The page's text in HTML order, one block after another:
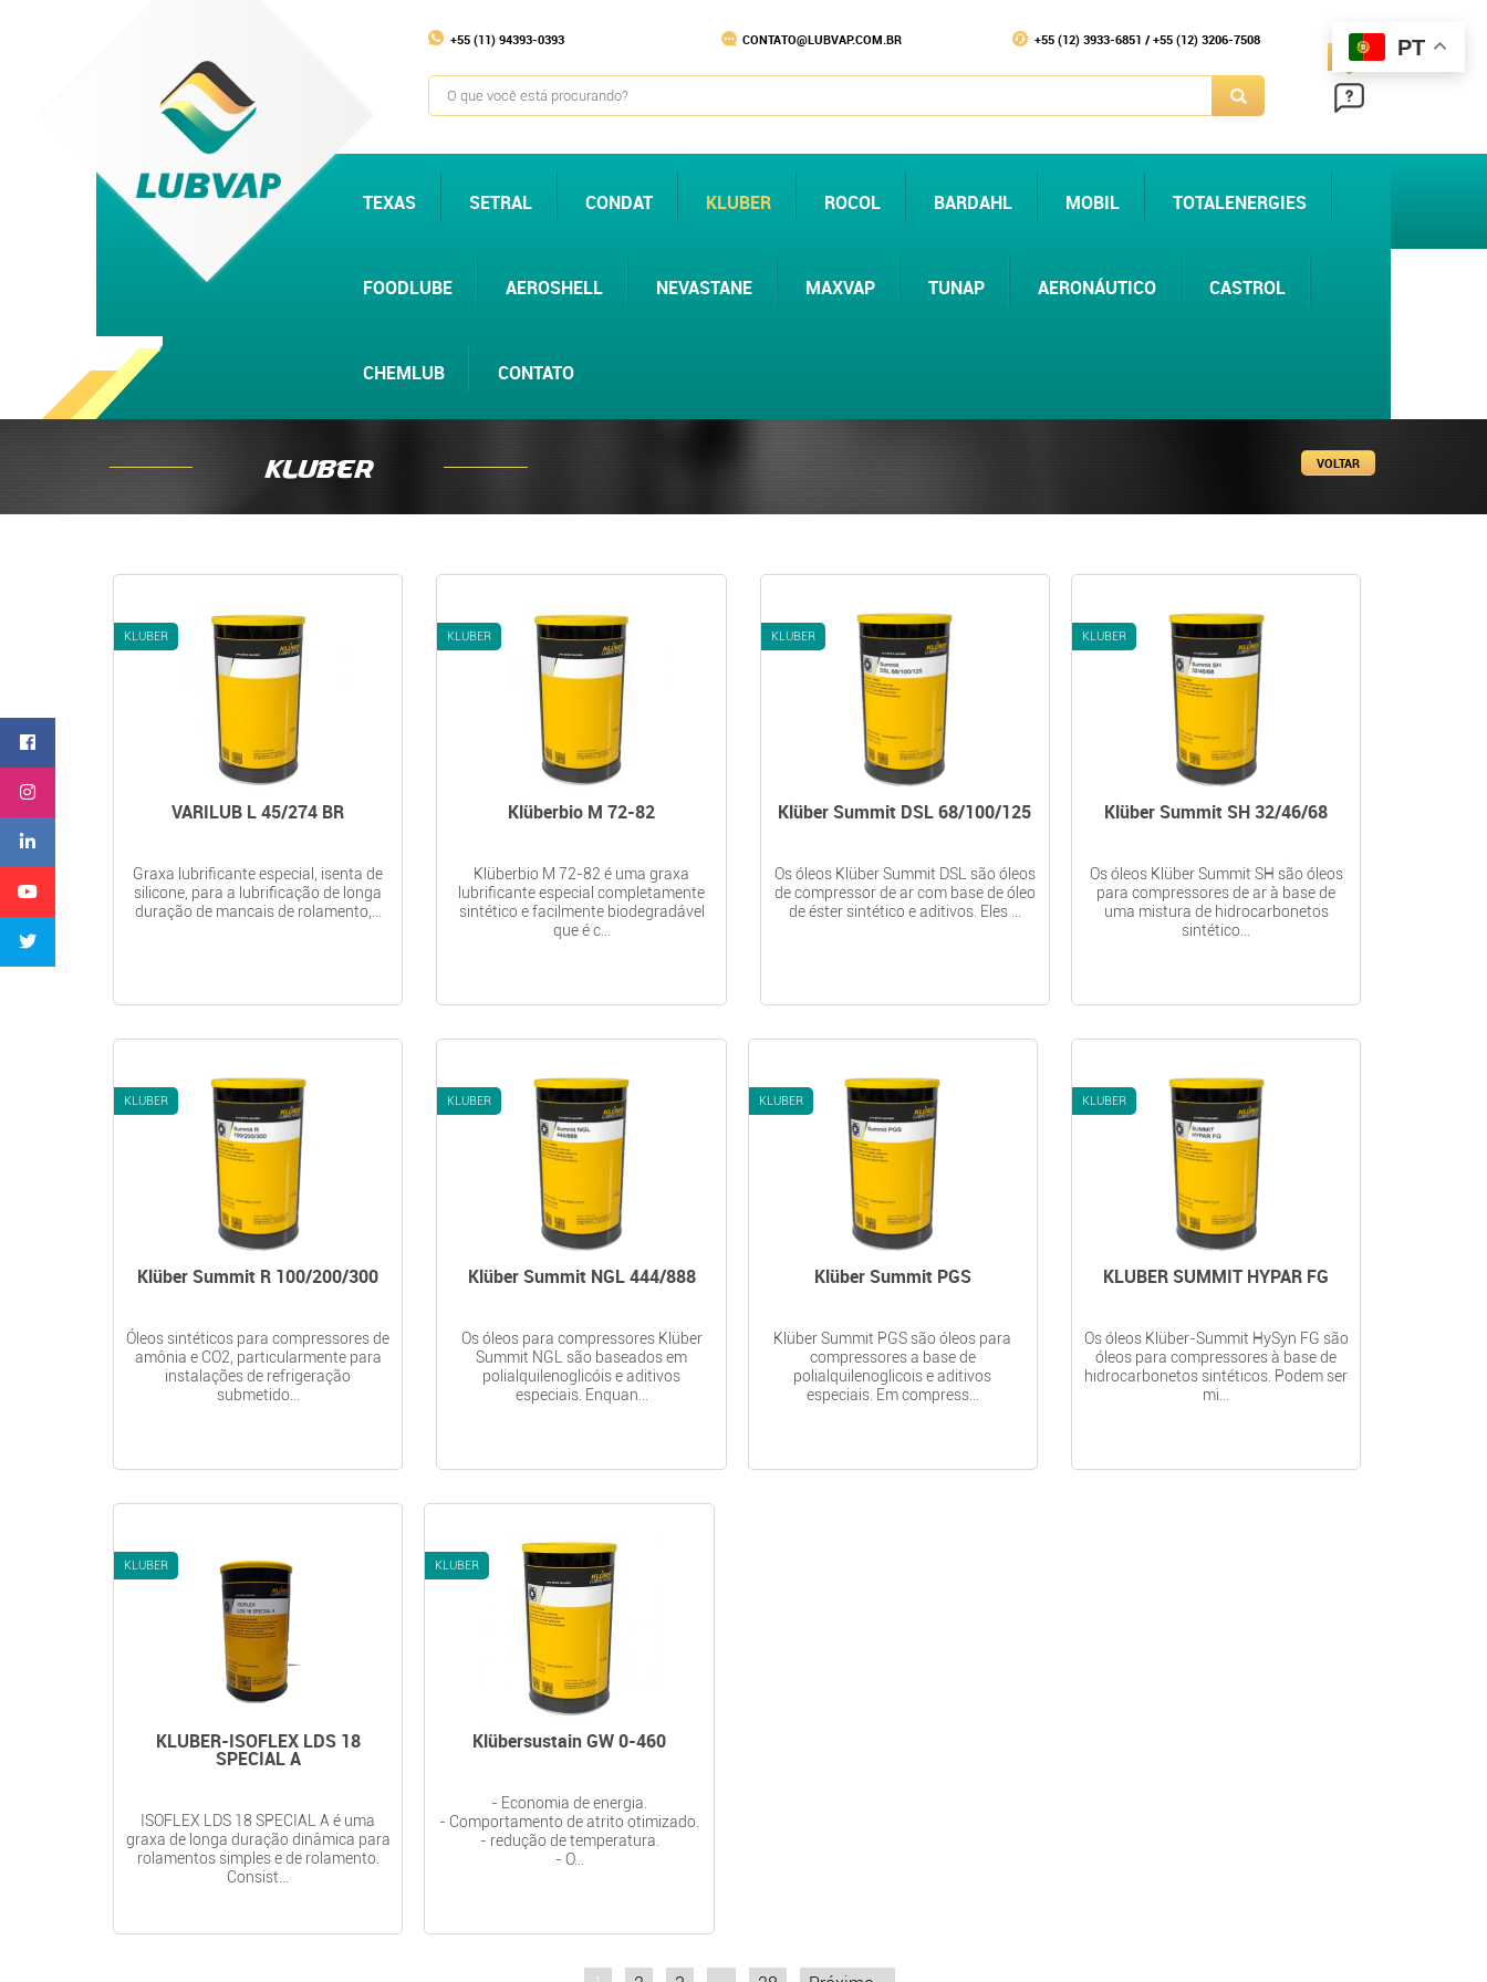
+55 (11) 94393-0393 CONTATO@LUBVAP.COM.BR
+55 (12) 3933-6851 / +55 (12) 3206-7508
ajuda
TEXAS SETRAL CONDAT KLUBER ROCOL BARDAHL MOBIL TOTALENERGIES
FOODLUBE AEROSHELL NEVASTANE MAXVAP TUNAP AERONÁUTICO CASTROL
CHEMLUB CONTATO
VOLTAR
Kluber
KLUBER
VARILUB L 45/274 BR
Graxa lubrificante especial, isenta de
silicone, para a lubrificação de longa
duração de mancais de rolamento,...
KLUBER
Klüberbio M 72-82
Klüberbio M 72-82 é uma graxa
lubrificante especial completamente
sintético e facilmente biodegradável
que é c...
KLUBER
Klüber Summit DSL 68/100/125
Os óleos Klüber Summit DSL são óleos
de compressor de ar com base de óleo
de éster sintético e aditivos. Eles ...
KLUBER
Klüber Summit SH 32/46/68
Os óleos Klüber Summit SH são óleos
para compressores de ar à base de
uma mistura de hidrocarbonetos
sintético...
KLUBER
Klüber Summit R 100/200/300
Óleos sintéticos para compressores de
amônia e CO2, particularmente para
instalações de refrigeração
submetido...
KLUBER
Klüber Summit NGL 444/888
Os óleos para compressores Klüber
Summit NGL são baseados em
polialquilenoglicóis e aditivos
especiais. Enquan...
KLUBER
Klüber Summit PGS
Klüber Summit PGS são óleos para
compressores a base de
polialquilenoglicois e aditivos
especiais. Em compress...
KLUBER
KLUBER SUMMIT HYPAR FG
Os óleos Klüber-Summit HySyn FG são
óleos para compressores à base de
hidrocarbonetos sintéticos. Podem ser
mi...
KLUBER
KLUBER-ISOFLEX LDS 18
SPECIAL A
ISOFLEX LDS 18 SPECIAL A é uma
graxa de longa duração dinâmica para
rolamentos simples e de rolamento.
Consist...
KLUBER
Klübersustain GW 0-460
- Economia de energia.
- Comportamento de atrito otimizado.
- redução de temperatura.
- O...
PT